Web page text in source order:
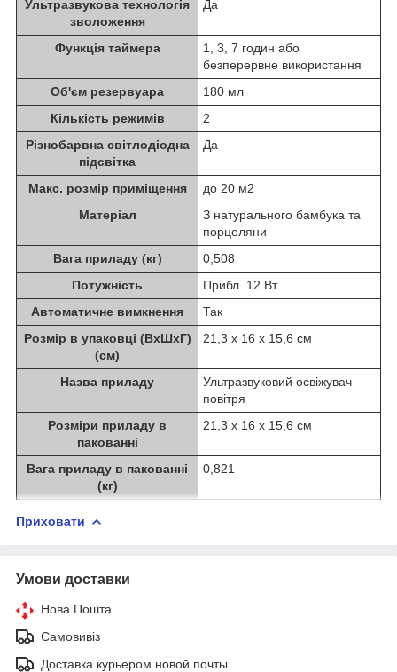
Ультразвукова технологія
зволоження
Да
Функція таймера
1, 3, 7 годин або
безперервне використання
Об'єм резервуара
180 мл
Кількість режимів
2
Різнобарвна світлодіодна
підсвітка
Да
Макс. розмір приміщення
до 20 м2
Матеріал
З натурального бамбука та
порцеляни
Вага приладу (кг)
0,508
Потужність
Прибл. 12 Вт
Автоматичне вимкнення
Так
Розмір в упаковці (ВхШхГ)
(см)
21,3 х 16 х 15,6 см
Назва приладу
Ультразвуковий освіжувач
повітря
Розміри приладу в
пакованні
21,3 х 16 х 15,6 см
Вага приладу в пакованні
(кг)
0,821
Приховати
Умови доставки
Нова Пошта
Самовивіз
Доставка курьером новой почты